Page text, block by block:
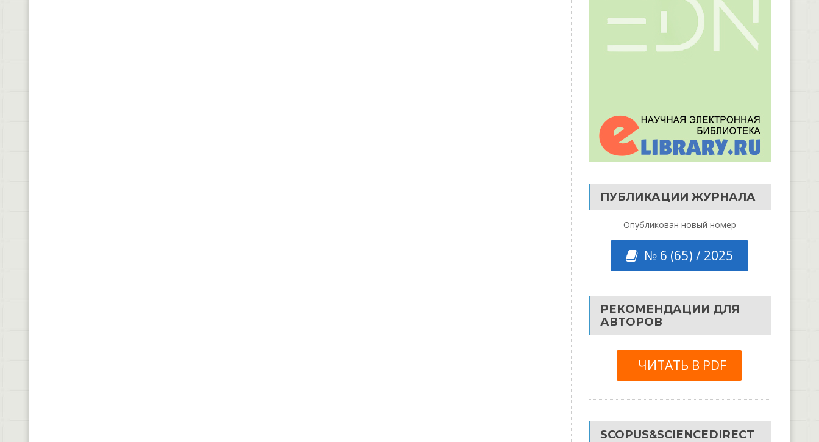
ПУБЛИКАЦИИ ЖУРНАЛА
Опубликован новый номер
№ 6 (65) / 2025
РЕКОМЕНДАЦИИ ДЛЯ
АВТОРОВ
ЧИТАТЬ В PDF
SCOPUS&SCIENCEDIRECT